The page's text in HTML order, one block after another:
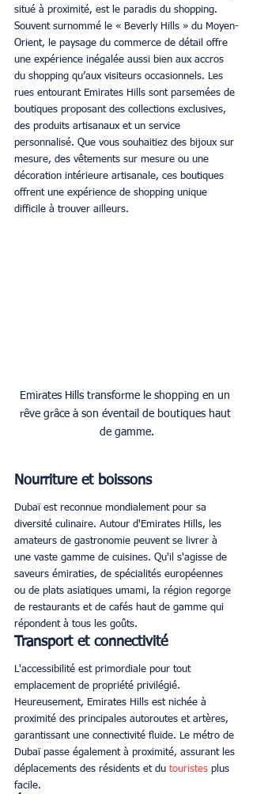
situé à proximité, est le paradis du shopping.
Souvent surnommé le « Beverly Hills » du Moyen-
Orient, le paysage du commerce de détail offre
une expérience inégalée aussi bien aux accros
du shopping qu’aux visiteurs occasionnels. Les
rues entourant Emirates Hills sont parsemées de
boutiques proposant des collections exclusives,
des produits artisanaux et un service
personnalisé. Que vous souhaitiez des bijoux sur
mesure, des vêtements sur mesure ou une
décoration intérieure artisanale, ces boutiques
offrent une expérience de shopping unique
difficile à trouver ailleurs.
Emirates Hills transforme le shopping en un
rêve grâce à son éventail de boutiques haut
de gamme.
Nourriture et boissons
Dubaï est reconnue mondialement pour sa
diversité culinaire. Autour d'Emirates Hills, les
amateurs de gastronomie peuvent se livrer à
une vaste gamme de cuisines. Qu'il s'agisse de
saveurs émiraties, de spécialités européennes
ou de plats asiatiques umami, la région regorge
de restaurants et de cafés haut de gamme qui
répondent à tous les goûts.
Transport et connectivité
L'accessibilité est primordiale pour tout
emplacement de propriété privilégié.
Heureusement, Emirates Hills est nichée à
proximité des principales autoroutes et artères,
garantissant une connectivité fluide. Le métro de
Dubaï passe également à proximité, assurant les
déplacements des résidents et du touristes plus
facile.